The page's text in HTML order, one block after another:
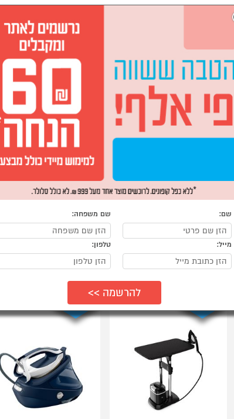
מחשבים וציוד היקפי לבית ולגן ספורט, מחנאות וילדים
מארז כביסה
של כביסקל
שם: שם משפחה:
מייל: טלפון: